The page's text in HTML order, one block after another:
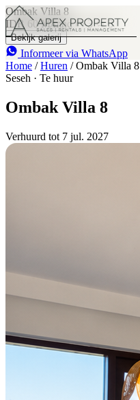
Ombak Villa 8
IDR 60 M/mnd 3 3
Bekijk galerij
Informeer via WhatsApp
Home / Huren / Ombak Villa 8
Seseh · Te huur
Ombak Villa 8
Verhuurd tot 7 jul. 2027